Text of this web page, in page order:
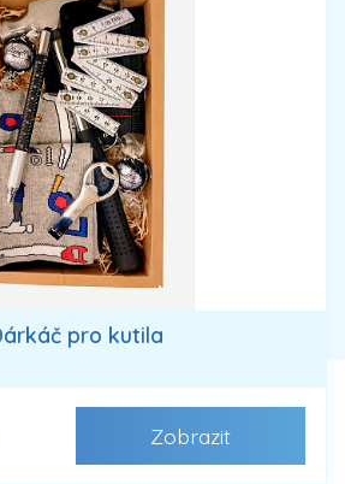
pro kutila
Zobrazit